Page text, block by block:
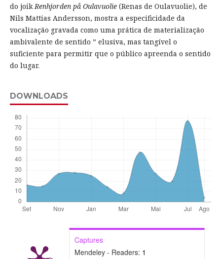
do joikRenhjorden på Oulavuolie(Renas de Oulavuolie), de
Nils Mattias Andersson, mostra a especificidade da
vocalização gravada como uma prática de materialização
ambivalente de sentido ” elusiva, mas tangível o
suficiente para permitir que o público apreenda o sentido
do lugar.
DOWNLOADS
Captures
Mendeley - Readers: 1